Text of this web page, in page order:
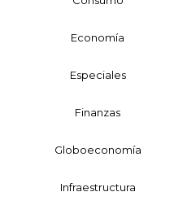
Economía
Especiales
Finanzas
Globoeconomía
Infraestructura